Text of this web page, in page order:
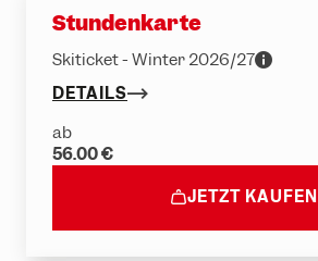
Stundenkarte
Skiticket - Winter 2026/27
DETAILS
ab
56.00 €
JETZT KAUFEN